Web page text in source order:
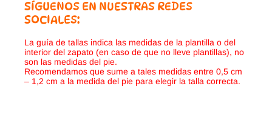
SÍGUENOS EN NUESTRAS REDES
SOCIALES:
La guía de tallas indica las medidas de la plantilla o del
interior del zapato (en caso de que no lleve plantillas), no
son las medidas del pie.
Recomendamos que sume a tales medidas entre 0,5 cm
– 1,2 cm a la medida del pie para elegir la talla correcta.